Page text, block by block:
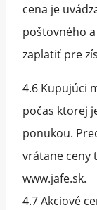
cena je
poštovného
zaplatiť pre
4.6 Kupujúci
počas ktorej
ponukou.
vrátane ceny
www.jafe.sk.
4.7 Akciové